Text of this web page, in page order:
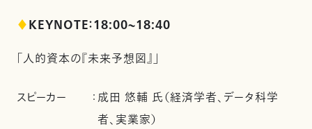
♦KEYNOTE：18:00~18:40
「人的資本の『未来予想図』」
スピーカー ： 成田 悠輔 氏（経済学者、データ科学
者、実業家）